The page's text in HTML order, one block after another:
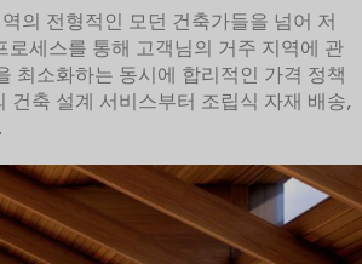
의 전형적인 모던 건축가들을 넘어 저
세스를 통해 고객님의 거주 지역에 관
최소화하는 동시에 합리적인 가격 정책
건축 설계 서비스부터 조립식 자재 배송,